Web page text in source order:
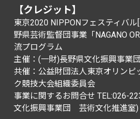
【クレジット】
東京2020 NIPPONフェスティバ
野県芸術監督団事業「NAGANO
流プログラム
主催：(一財)長野県文化振興事業
共催：公益財団法人東京オリンピ
ク競技大会組織委員会
事業に関するお問合せ TEL:026-
文化振興事業団 芸術文化推進室)